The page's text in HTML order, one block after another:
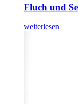
Fluch und
weiterlesen